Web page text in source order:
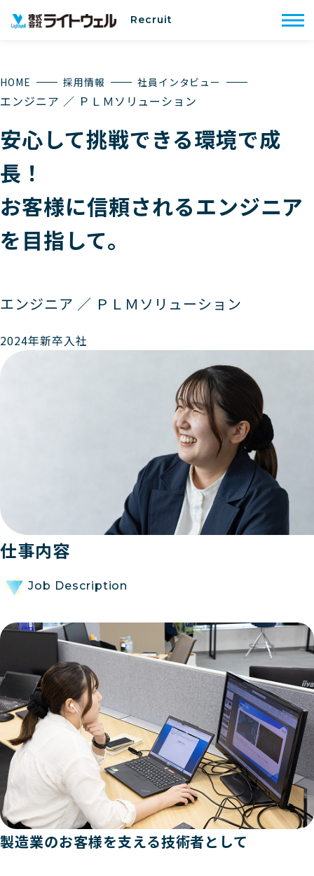
Recruit
HOME 採用情報 社員インタビュー
エンジニア ／ ＰＬＭソリューション
安心して挑戦できる環境で成
長！
お客様に信頼されるエンジニア
を目指して。
エンジニア ／ ＰＬＭソリューション
2024年新卒入社
仕事内容
Job Description
製造業のお客様を支える技術者として